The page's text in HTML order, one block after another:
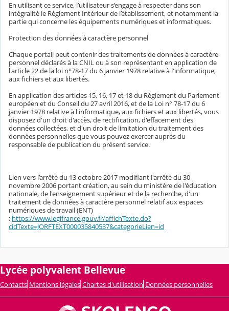
En utilisant ce service, l’utilisateur s’engage à respecter dans son
intégralité le Règlement Intérieur de l’établissement, et notamment la
partie qui concerne les équipements numériques et informatiques.
Protection des données à caractère personnel
Chaque portail peut contenir des traitements de données à caractère
personnel déclarés à la CNIL ou à son représentant en application de
l'article 22 de la loi n°78-17 du 6 janvier 1978 relative à l'informatique,
aux fichiers et aux libertés.
En application des articles 15, 16, 17 et 18 du Règlement du Parlement
européen et du Conseil du 27 avril 2016, et de la Loi n° 78-17 du 6
janvier 1978 relative à l'informatique, aux fichiers et aux libertés, vous
disposez d'un droit d'accès, de rectification, d'effacement des
données collectées, et d'un droit de limitation du traitement des
données personnelles que vous pouvez exercer auprès du
responsable de publication du présent service.
Lien vers l’arrêté du 13 octobre 2017 modifiant l'arrêté du 30
novembre 2006 portant création, au sein du ministère de l'éducation
nationale, de l'enseignement supérieur et de la recherche, d'un
traitement de données à caractère personnel relatif aux espaces
numériques de travail (ENT)
: https://www.legifrance.gouv.fr/affichTexte.do?
cidTexte=JORFTEXT000035840537&categorieLien=id
Lycée polyvalent Bellevue
Contacts Mentions légales Chartes d'utilisation Données personnelles